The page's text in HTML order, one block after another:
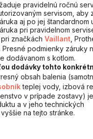
pravidelnú ročnú
servisom, aby
aj po jej štandardnom
pri pravidelnom
značkách Vaillant ,
Presné podmienky záruky
dodávanom s kotlom.
dodávky tohto
obsah balenia
teplej vody, izbová
v prípade zostavy)
a v jeho technických
na tejto stránke.